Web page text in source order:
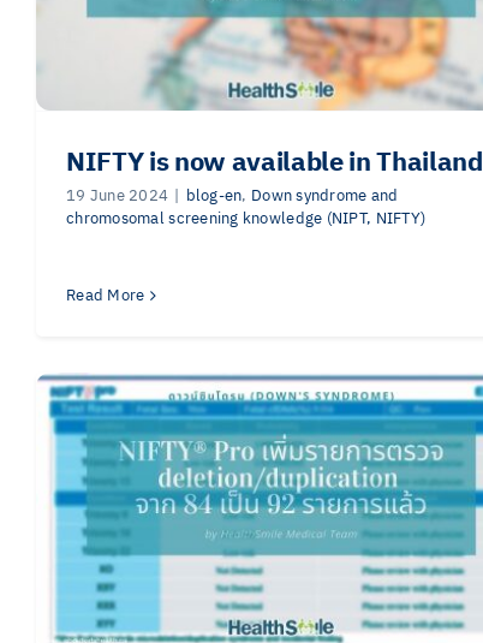
NIFTY is now available in Thailand
19 June 2024 | blog-en, Down syndrome and
chromosomal screening knowledge (NIPT, NIFTY)
Read More